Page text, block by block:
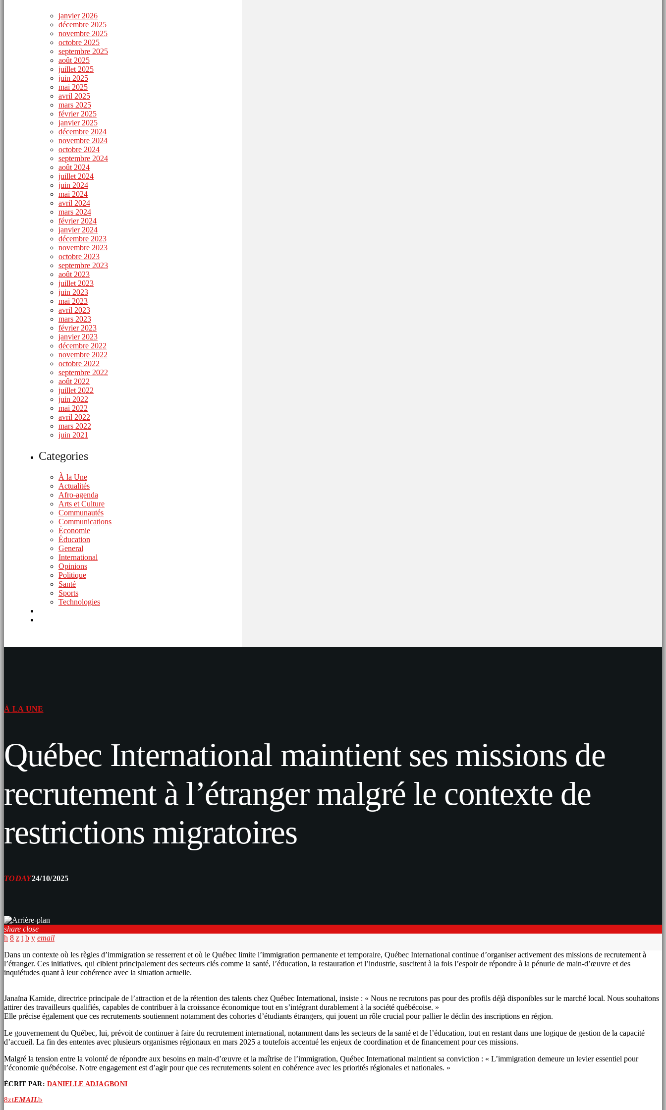
janvier 2026
décembre 2025
novembre 2025
octobre 2025
septembre 2025
août 2025
juillet 2025
juin 2025
mai 2025
avril 2025
mars 2025
février 2025
janvier 2025
décembre 2024
novembre 2024
octobre 2024
septembre 2024
août 2024
juillet 2024
juin 2024
mai 2024
avril 2024
mars 2024
février 2024
janvier 2024
décembre 2023
novembre 2023
octobre 2023
septembre 2023
août 2023
juillet 2023
juin 2023
mai 2023
avril 2023
mars 2023
février 2023
janvier 2023
décembre 2022
novembre 2022
octobre 2022
septembre 2022
août 2022
juillet 2022
juin 2022
mai 2022
avril 2022
mars 2022
juin 2021
Categories
À la Une
Actualités
Afro-agenda
Arts et Culture
Communautés
Communications
Économie
Éducation
General
International
Opinions
Politique
Santé
Sports
Technologies
À LA UNE
Québec International maintient ses missions de
recrutement à l’étranger malgré le contexte de
restrictions migratoires
TODAY24/10/2025
share close
email
Dans un contexte où les règles d’immigration se resserrent et où le Québec limite l’immigration permanente et temporaire, Québec International continue d’organiser activement des missions de recrutement à
l’étranger. Ces initiatives, qui ciblent principalement des secteurs clés comme la santé, l’éducation, la restauration et l’industrie, suscitent à la fois l’espoir de répondre à la pénurie de main-d’œuvre et des
inquiétudes quant à leur cohérence avec la situation actuelle.
Janaïna Kamide, directrice principale de l’attraction et de la rétention des talents chez Québec International, insiste : « Nous ne recrutons pas pour des profils déjà disponibles sur le marché local. Nous souhaitons
attirer des travailleurs qualifiés, capables de contribuer à la croissance économique tout en s’intégrant durablement à la société québécoise. »
Elle précise également que ces recrutements soutiennent notamment des cohortes d’étudiants étrangers, qui jouent un rôle crucial pour pallier le déclin des inscriptions en région.
Le gouvernement du Québec, lui, prévoit de continuer à faire du recrutement international, notamment dans les secteurs de la santé et de l’éducation, tout en restant dans une logique de gestion de la capacité
d’accueil. La fin des ententes avec plusieurs organismes régionaux en mars 2025 a toutefois accentué les enjeux de coordination et de financement pour ces missions.
Malgré la tension entre la volonté de répondre aux besoins en main-d’œuvre et la maîtrise de l’immigration, Québec International maintient sa conviction : « L’immigration demeure un levier essentiel pour
l’économie québécoise. Notre engagement est d’agir pour que ces recrutements soient en cohérence avec les priorités régionales et nationales. »
ÉCRIT PAR:DANIELLE ADJAGBONI
EMAIL